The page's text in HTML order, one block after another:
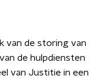
van de storing van
de hulpdiensten
van Justitie in een